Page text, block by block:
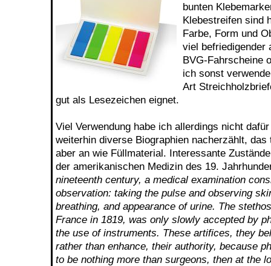
bunten
Klebestreifen sind
Farbe, Form und
viel befriedigender
BVG-Fahrscheine
ich sonst
Art
gut als Lesezeichen eignet.
Viel Verwendung habe ich allerdings nicht
weiterhin diverse Biographien nacherzählt,
aber an wie Füllmaterial. Interessante
der amerikanischen Medizin des 19.
nineteenth century, a medical examination
observation: taking the pulse and observing
breathing, and appearance of urine. The
France in 1819, was only slowly accepted by
the use of instruments. These artifices, they
rather than enhance, their authority, because
to be nothing more than surgeons, then at the